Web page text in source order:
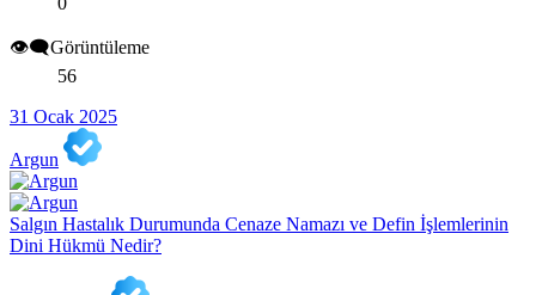
👁️‍🗨️Görüntüleme
56
31 Ocak 2025
Argun
Salgın Hastalık Durumunda Cenaze Namazı ve Defin İşlemlerinin
Dini Hükmü Nedir?